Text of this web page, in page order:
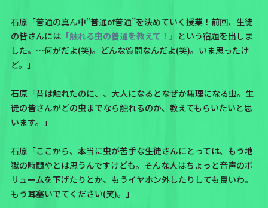
石原「普通の真ん中“普通of普通”を決めていく授業！前回、生徒
の皆さんには「触れる虫の普通を教えて！」 という宿題を出しま
した。…何がだよ(笑)。どんな質問なんだよ(笑)。いま思ったけ
ど。」
石原「昔は触れたのに、、大人になるとなぜか無理になる虫。生
徒の皆さんがどの虫までなら触れるのか、教えてもらいたいと思
います。」
石原「ここから、本当に虫が苦手な生徒さんにとっては、もう地
獄の時間やとは思うんですけども。そんな人はちょっと音声のボ
リュームを下げたりとか、もうイヤホン外したりしても良いわ。
もう耳塞いでてください(笑)。」